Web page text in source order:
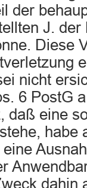
der
J. der
Diese
nicht
6 PostG
daß eine
dahin